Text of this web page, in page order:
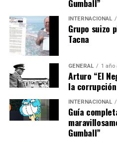
y la falta de oportunidades
las familias a buscar mejores
países de origen.
Además, el informe de World
políticas migratorias
adecuada para los migrantes
especialmente para los
en particular, es un tema
urgente por parte de los
internacionales.
Gumball”
INTERNACIONAL
Grupo suizo
Tacna
GENERAL 1 año
Arturo “El
la
INTERNACIONAL
Guía
Gumball”